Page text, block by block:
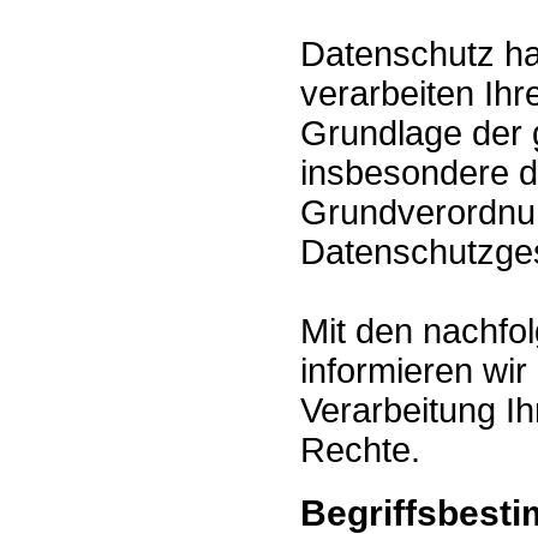
Datenschutz
verarbeiten
Grundlage der
insbesondere
Mit den
informieren
Verarbeitung
Rechte.